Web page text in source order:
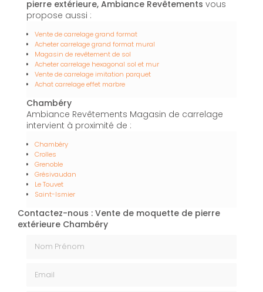
pierre extérieure, Ambiance Revêtements vous
propose aussi :
Vente de carrelage grand format
Acheter carrelage grand format mural
Magasin de revêtement de sol
Acheter carrelage hexagonal sol et mur
Vente de carrelage imitation parquet
Achat carrelage effet marbre
Chambéry
Ambiance Revêtements Magasin de carrelage
intervient à proximité de :
Chambéry
Crolles
Grenoble
Grésivaudan
Le Touvet
Saint-Ismier
Contactez-nous : Vente de moquette de pierre
extérieure Chambéry